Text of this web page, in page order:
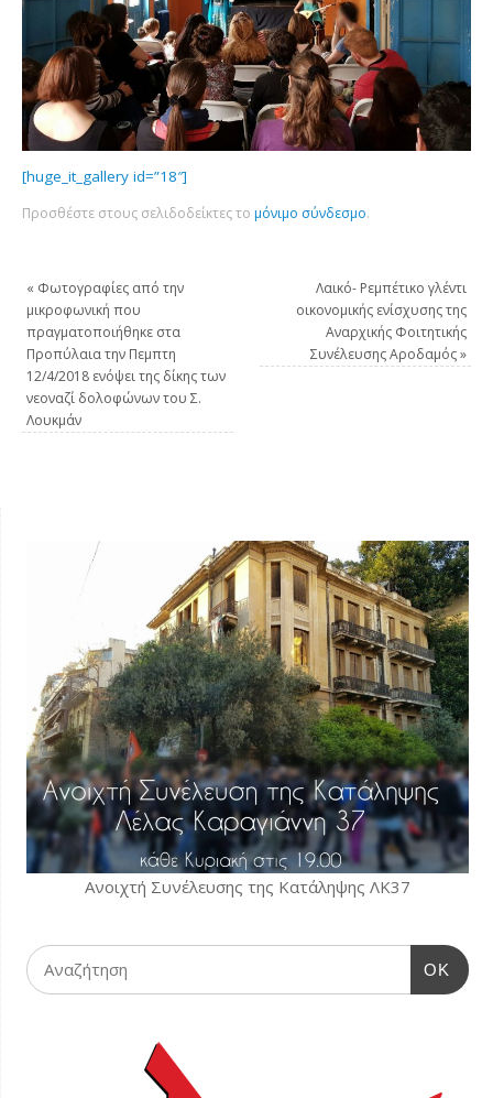
[huge_it_gallery id=”18″]
Προσθέστε στους σελιδοδείκτες το μόνιμο σύνδεσμο.
« Φωτογραφίες από την
μικροφωνική που
πραγματοποιήθηκε στα
Προπύλαια την Πεμπτη
12/4/2018 ενόψει της δίκης των
νεοναζί δολοφώνων του Σ.
Λουκμάν
Λαικό- Ρεμπέτικο γλέντι
οικονομικής ενίσχυσης της
Αναρχικής Φοιτητικής
Συνέλευσης Αροδαμός»
Ανοιχτή Συνέλευσης της Κατάληψης ΛΚ37
OK